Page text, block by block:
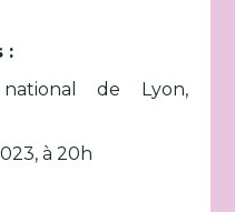
:
national de Lyon,
à 20h